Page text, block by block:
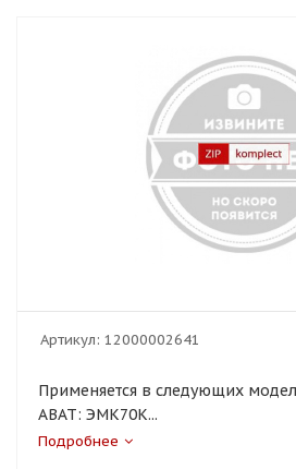
Артикул: 12000002641
Применяется в следующих
ABAT: ЭМК70К...
Подробнее